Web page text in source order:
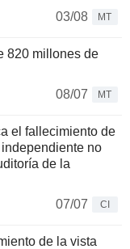
03/08
MT
820 millones de
08/07
MT
el fallecimiento de
no
de la
07/07
CI
de la vista